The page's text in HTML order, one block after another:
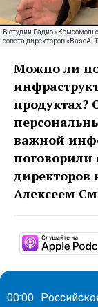
В студии Радио
совета директоров
Можно ли
продуктах?
важной
поговорили
директоров
Алексеем
00:00